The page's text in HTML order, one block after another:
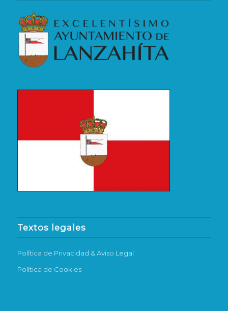
Textos legales
Política de Privacidad & Aviso Legal
Política de Cookies